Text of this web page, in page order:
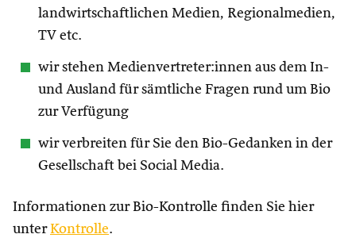
landwirtschaftlichen Medien, Regionalmedien,
TV etc.
wir stehen Medienvertreter:innen aus dem In-
und Ausland für sämtliche Fragen rund um Bio
zur Verfügung
wir verbreiten für Sie den Bio-Gedanken in der
Gesellschaft bei Social Media.
Informationen zur Bio-Kontrolle finden Sie hier
unterKontrolle.